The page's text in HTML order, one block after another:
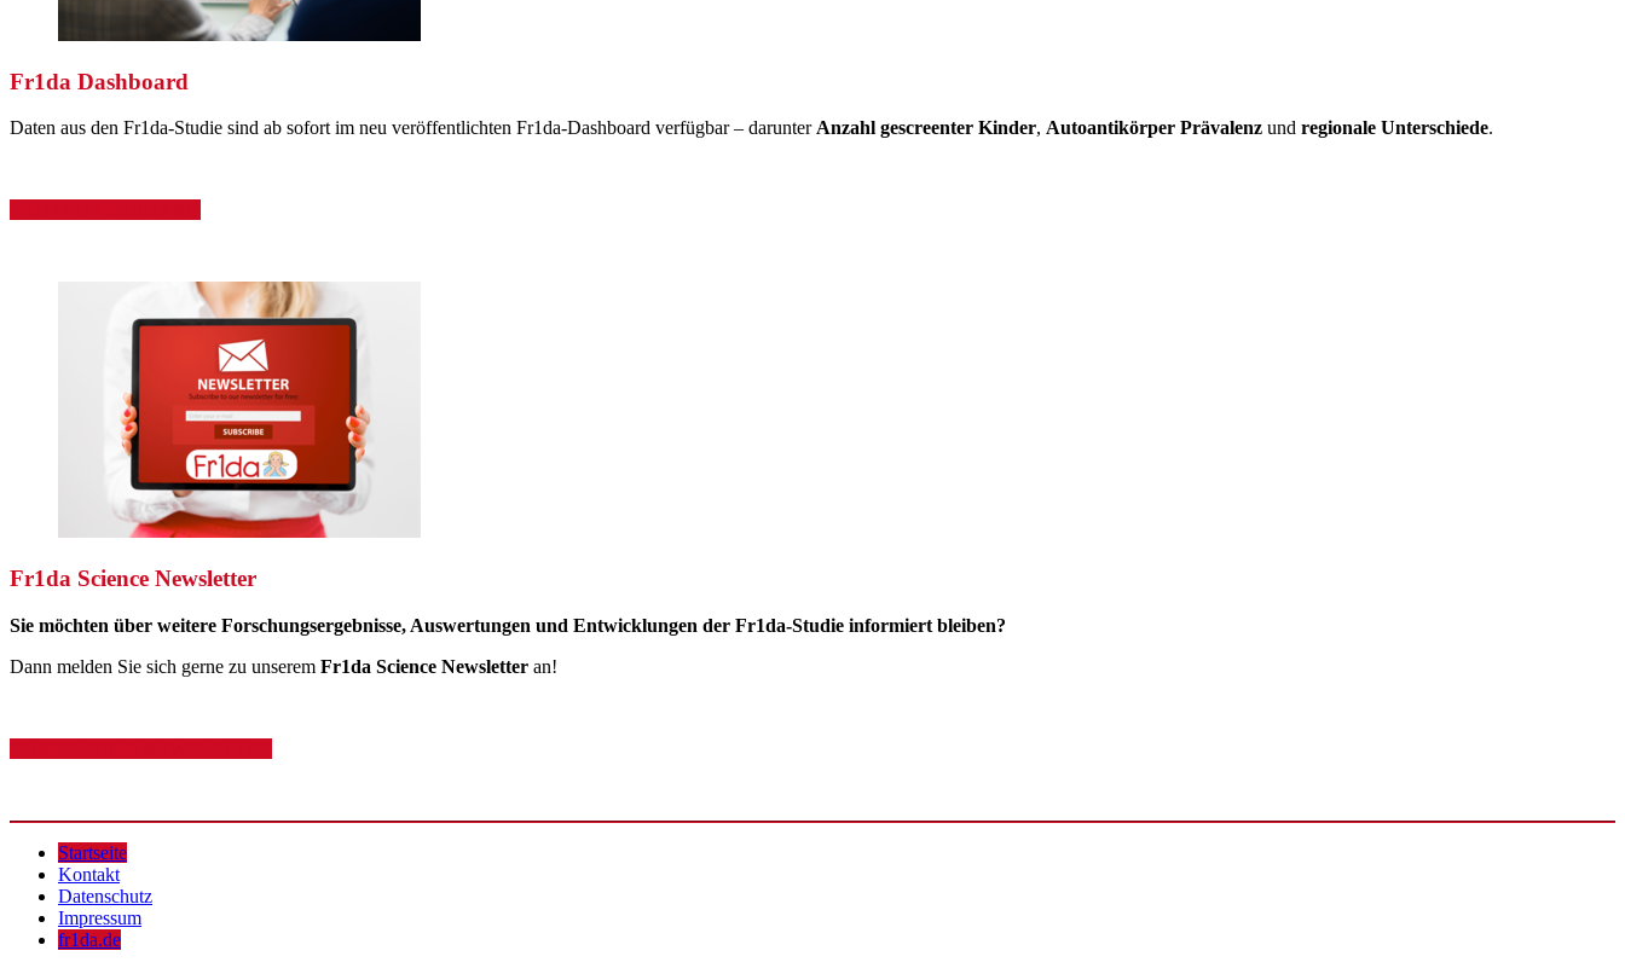
Fr1da Dashboard
Daten aus den Fr1da-Studie sind ab sofort im neu veröffentlichten Fr1da-Dashboard verfügbar – darunter Anzahl gescreenter Kinder, Autoantikörper Prävalenz und regionale Unterschiede.
Fr1da Science Newsletter
Sie möchten über weitere Forschungsergebnisse, Auswertungen und Entwicklungen der Fr1da-Studie informiert bleiben?
Dann melden Sie sich gerne zu unserem Fr1da Science Newsletter an!
Startseite
Kontakt
Datenschutz
Impressum
fr1da.de